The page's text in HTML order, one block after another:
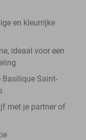
en kleurrijke
ideaal voor een
Basilique Saint-
met je partner of